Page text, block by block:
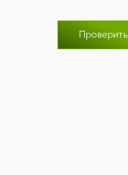
Проверить